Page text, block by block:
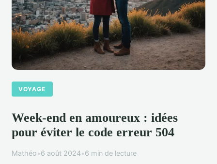
VOYAGE
Week-end en amoureux : idées
pour éviter le code erreur 504
Mathéo•6 août 2024•6 min de lecture